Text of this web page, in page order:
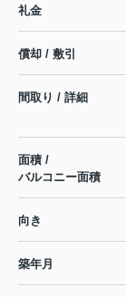
礼金
償却 / 敷引
間取り / 詳細
面積 /
バルコニー面積
向き
築年月